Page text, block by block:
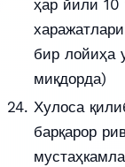
ҳар йили 10
бир лойиҳа
миқдорда)
Хулоса
барқарор